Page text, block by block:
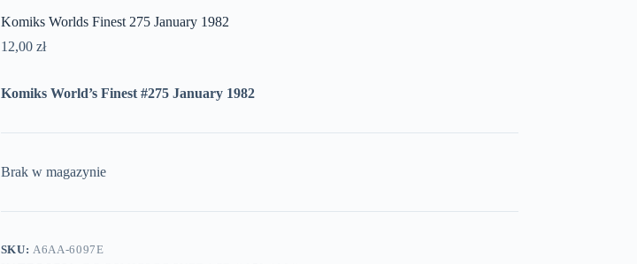
Komiks Worlds Finest 275 January 1982
12,00 zł
Komiks World’s Finest #275 January 1982
Brak w magazynie
SKU:A6AA-6097E